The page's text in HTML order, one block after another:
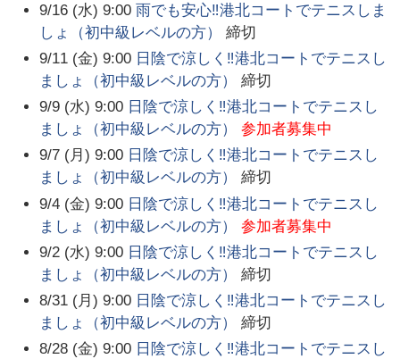
9/16 (水) 9:00 雨でも安心‼️港北コートでテニスしま
しょ（初中級レベルの方）
締切
9/11 (金) 9:00 日陰で涼しく‼️港北コートでテニスし
ましょ（初中級レベルの方）
締切
9/9 (水) 9:00 日陰で涼しく‼️港北コートでテニスし
ましょ（初中級レベルの方）
参加者募集中
9/7 (月) 9:00 日陰で涼しく‼️港北コートでテニスし
ましょ（初中級レベルの方）
締切
9/4 (金) 9:00 日陰で涼しく‼️港北コートでテニスし
ましょ（初中級レベルの方）
参加者募集中
9/2 (水) 9:00 日陰で涼しく‼️港北コートでテニスし
ましょ（初中級レベルの方）
締切
8/31 (月) 9:00 日陰で涼しく‼️港北コートでテニスし
ましょ（初中級レベルの方）
締切
8/28 (金) 9:00 日陰で涼しく‼️港北コートでテニスし